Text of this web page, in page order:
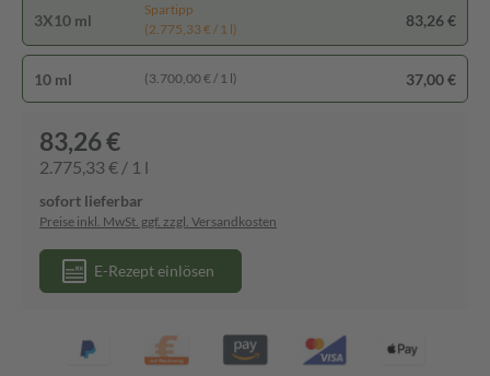
3X10 ml
Spartipp
(2.775,33 € / 1 l)
83,26 €
10 ml (3.700,00 € / 1 l) 37,00 €
83,26 €
2.775,33 € / 1 l
sofort lieferbar
Preise inkl. MwSt. ggf. zzgl. Versandkosten
E-Rezept einlösen